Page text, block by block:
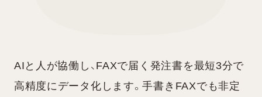
AIと人が協働し、FAXで届く発注書を最短3分で
高精度にデータ化します。手書きFAXでも非定